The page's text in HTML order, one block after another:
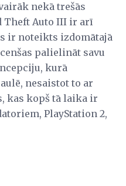
nekā trešās
Theft Auto III ir arī
ir noteikts izdomātajā
palielināt savu
kurā
nesaistot to ar
kas kopš tā laika ir
PlayStation 2,